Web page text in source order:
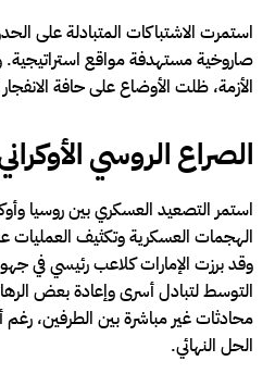
استمرت الاشتباكات المتبادلة على
صاروخية مستهدفة مواقع استراتيجية.
الأزمة، ظلت الأوضاع على حافة
الصراع الروسي
الهجمات العسكرية وتكثيف العمليات
وقد برزت الإمارات كلاعب رئيسي في
التوسط لتبادل أسرى وإعادة بعض
محادثات غير مباشرة بين الطرفين، رغم
الحل النهائي.